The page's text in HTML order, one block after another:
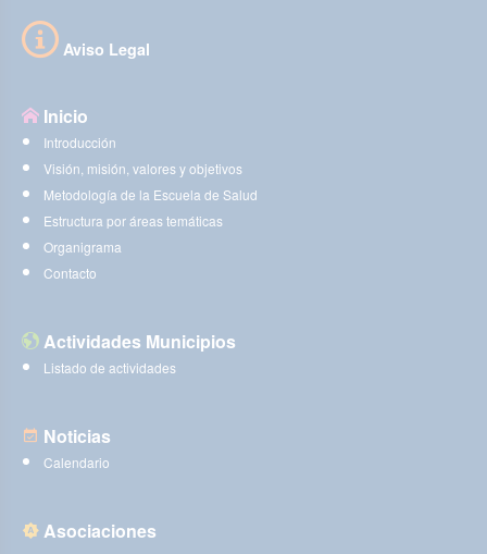
Aviso Legal
Inicio
Introducción
Visión, misión, valores y objetivos
Metodología de la Escuela de Salud
Estructura por áreas temáticas
Organigrama
Contacto
Actividades Municipios
Listado de actividades
Noticias
Calendario
Asociaciones